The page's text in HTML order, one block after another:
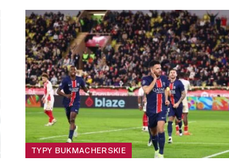
TYPY BUKMACHERSKIE